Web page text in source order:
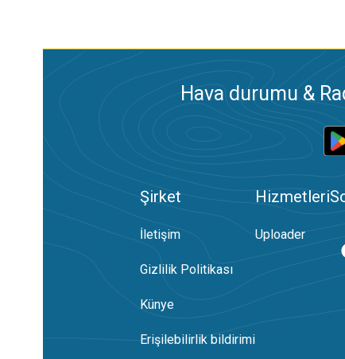
Hava durumu &
Şirket
İletişim
Gizlilik Politikası
Künye
Erişilebilirlik bildirimi
Hizmetleri
Uploader